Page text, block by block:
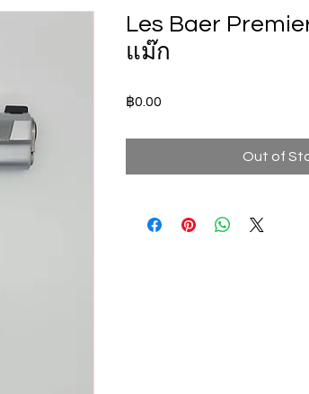
Les Baer
แม๊ก
฿0.00
Out of